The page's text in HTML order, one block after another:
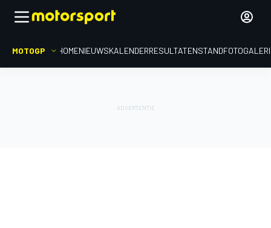
MOTOGP HOMENIEUWSKALENDERRESULTATENSTAND